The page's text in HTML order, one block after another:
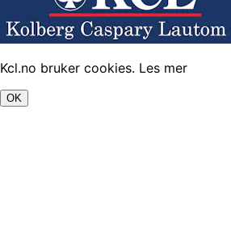
Kcl.no bruker cookies. Les mer
OK